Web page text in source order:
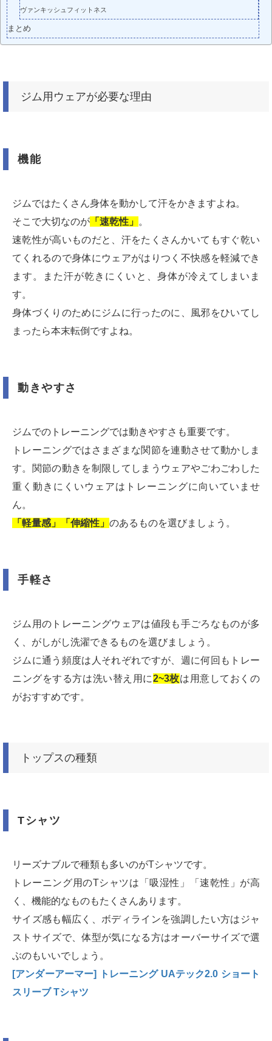
ヴァンキッシュフィットネス
まとめ
ジム用ウェアが必要な理由
機能
ジムではたくさん身体を動かして汗をかきますよね。
そこで大切なのが 「速乾性」
。
速乾性が高いものだと、汗をたくさんかいてもすぐ乾い
てくれるので身体にウェアがはりつく不快感を軽減でき
ます。また汗が乾きにくいと、身体が冷えてしまいま
す。
身体づくりのためにジムに行ったのに、風邪をひいてし
まったら本末転倒ですよね。
動きやすさ
ジムでのトレーニングでは動きやすさも重要です。
トレーニングではさまざまな関節を連動させて動かしま
す。関節の動きを制限してしまうウェアやごわごわした
重く動きにくいウェアはトレーニングに向いていませ
ん。
「軽量感」
「伸縮性」 のあるものを選びましょう。
手軽さ
ジム用のトレーニングウェアは値段も手ごろなものが多
く、がしがし洗濯できるものを選びましょう。
ジムに通う頻度は人それぞれですが、週に何回もトレー
ニングをする方は洗い替え用に2~3枚は用意しておくの
がおすすめです。
トップスの種類
Tシャツ
リーズナブルで種類も多いのがTシャツです。
トレーニング用のTシャツは「吸湿性」「速乾性」が高
く、機能的なものもたくさんあります。
サイズ感も幅広く、ボディラインを強調したい方はジャ
ストサイズで、体型が気になる方はオーバーサイズで選
ぶのもいいでしょう。
[アンダーアーマー] トレーニング UAテック2.0 ショート
スリーブ Tシャツ